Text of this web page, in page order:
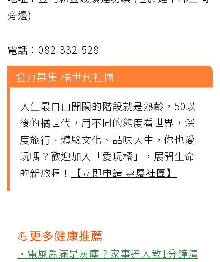
旁邊)
電話： 082-332-528
強力募集 橘世代社團
人生最自由開闊的階段就是熟齡，50以
後的橘世代，用不同的態度看世界，深
度旅行、體驗文化、品味人生，你也愛
玩嗎？歡迎加入「愛玩橘」，展開生命
的新旅程！
【立即申請 專屬社團】
💪更多健康推薦
‧電風扇滿是灰塵？家事達人教1分鐘清